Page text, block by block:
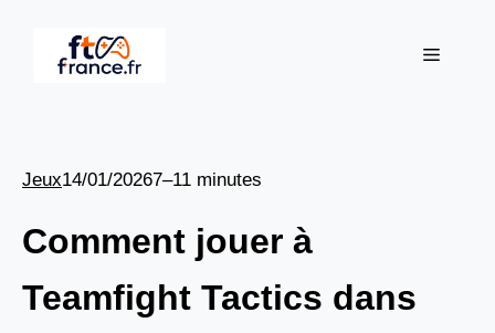
contenu
Menu
Jeux14/01/20267–11 minutes
Comment jouer à
Teamfight Tactics dans